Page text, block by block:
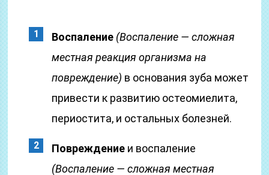
Воспаление (Воспаление — сложная
местная реакция организма на
повреждение) в основания зуба может
привести к развитию остеомиелита,
периостита, и остальных болезней.
Повреждение и воспаление
(Воспаление — сложная местная